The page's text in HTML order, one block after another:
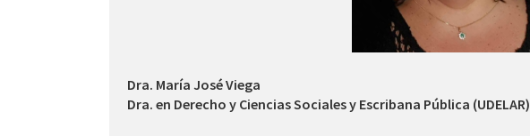
Dra. María José Viega
Dra. en Derecho y Ciencias Sociales y Escribana Pública (UDELAR)